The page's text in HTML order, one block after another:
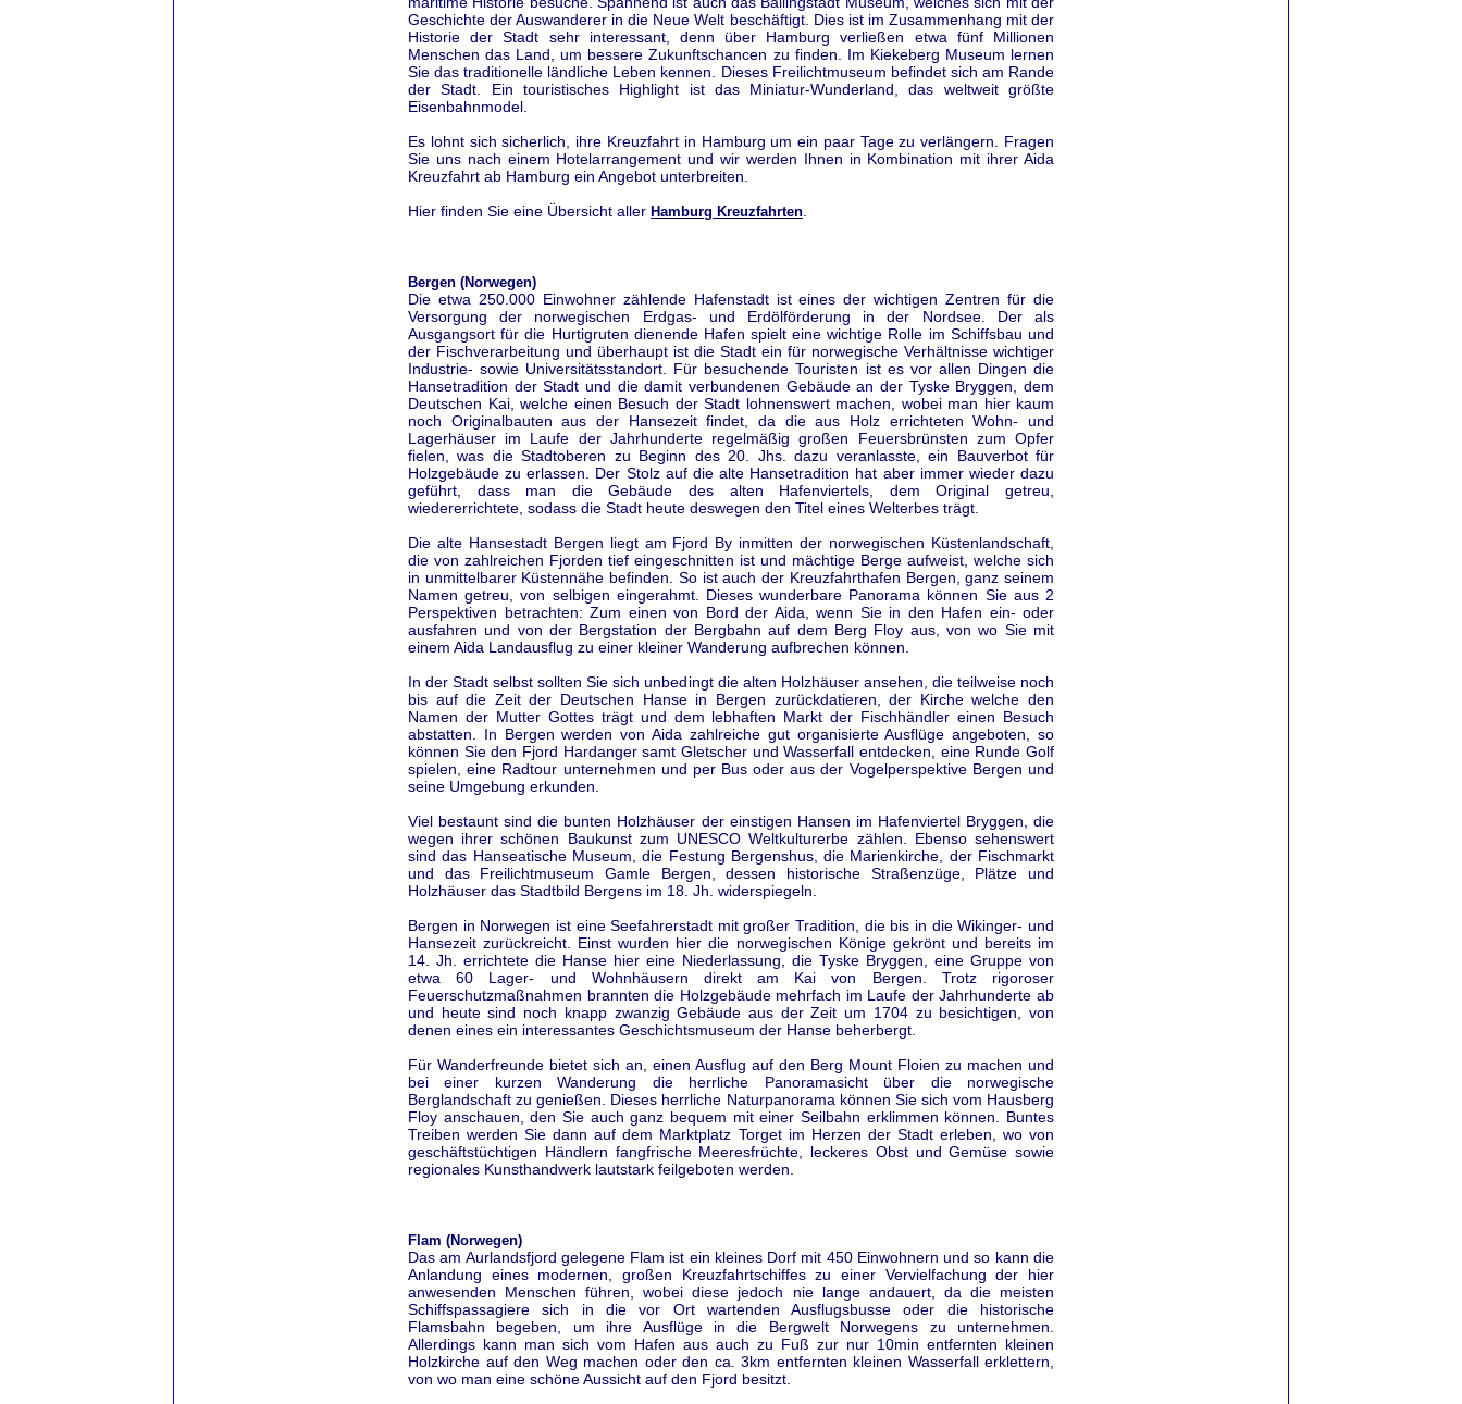
Geschichte der Auswanderer in die Neue Welt beschäftigt. Dies ist im Zusammenhang mit der
Historie der Stadt sehr interessant, denn über Hamburg verließen etwa fünf Millionen
Menschen das Land, um bessere Zukunftschancen zu finden. Im Kiekeberg Museum lernen
Sie das traditionelle ländliche Leben kennen. Dieses Freilichtmuseum befindet sich am Rande
der Stadt. Ein touristisches Highlight ist das Miniatur-Wunderland, das weltweit größte
Eisenbahnmodel.
Es lohnt sich sicherlich, ihre Kreuzfahrt in Hamburg um ein paar Tage zu verlängern. Fragen
Sie uns nach einem Hotelarrangement und wir werden Ihnen in Kombination mit ihrer Aida
Kreuzfahrt ab Hamburg ein Angebot unterbreiten.
Hier finden Sie eine Übersicht aller Hamburg Kreuzfahrten.
Bergen (Norwegen)
Die etwa 250.000 Einwohner zählende Hafenstadt ist eines der wichtigen Zentren für die
Versorgung der norwegischen Erdgas- und Erdölförderung in der Nordsee. Der als
Ausgangsort für die Hurtigruten dienende Hafen spielt eine wichtige Rolle im Schiffsbau und
der Fischverarbeitung und überhaupt ist die Stadt ein für norwegische Verhältnisse wichtiger
Industrie- sowie Universitätsstandort. Für besuchende Touristen ist es vor allen Dingen die
Hansetradition der Stadt und die damit verbundenen Gebäude an der Tyske Bryggen, dem
Deutschen Kai, welche einen Besuch der Stadt lohnenswert machen, wobei man hier kaum
noch Originalbauten aus der Hansezeit findet, da die aus Holz errichteten Wohn- und
Lagerhäuser im Laufe der Jahrhunderte regelmäßig großen Feuersbrünsten zum Opfer
fielen, was die Stadtoberen zu Beginn des 20. Jhs. dazu veranlasste, ein Bauverbot für
Holzgebäude zu erlassen. Der Stolz auf die alte Hansetradition hat aber immer wieder dazu
geführt, dass man die Gebäude des alten Hafenviertels, dem Original getreu,
wiedererrichtete, sodass die Stadt heute deswegen den Titel eines Welterbes trägt.
Die alte Hansestadt Bergen liegt am Fjord By inmitten der norwegischen Küstenlandschaft,
die von zahlreichen Fjorden tief eingeschnitten ist und mächtige Berge aufweist, welche sich
in unmittelbarer Küstennähe befinden. So ist auch der Kreuzfahrthafen Bergen, ganz seinem
Namen getreu, von selbigen eingerahmt. Dieses wunderbare Panorama können Sie aus 2
Perspektiven betrachten: Zum einen von Bord der Aida, wenn Sie in den Hafen ein- oder
ausfahren und von der Bergstation der Bergbahn auf dem Berg Floy aus, von wo Sie mit
einem Aida Landausflug zu einer kleiner Wanderung aufbrechen können.
In der Stadt selbst sollten Sie sich unbedingt die alten Holzhäuser ansehen, die teilweise noch
bis auf die Zeit der Deutschen Hanse in Bergen zurückdatieren, der Kirche welche den
Namen der Mutter Gottes trägt und dem lebhaften Markt der Fischhändler einen Besuch
abstatten. In Bergen werden von Aida zahlreiche gut organisierte Ausflüge angeboten, so
können Sie den Fjord Hardanger samt Gletscher und Wasserfall entdecken, eine Runde Golf
spielen, eine Radtour unternehmen und per Bus oder aus der Vogelperspektive Bergen und
seine Umgebung erkunden.
Viel bestaunt sind die bunten Holzhäuser der einstigen Hansen im Hafenviertel Bryggen, die
wegen ihrer schönen Baukunst zum UNESCO Weltkulturerbe zählen. Ebenso sehenswert
sind das Hanseatische Museum, die Festung Bergenshus, die Marienkirche, der Fischmarkt
und das Freilichtmuseum Gamle Bergen, dessen historische Straßenzüge, Plätze und
Holzhäuser das Stadtbild Bergens im 18. Jh. widerspiegeln.
Bergen in Norwegen ist eine Seefahrerstadt mit großer Tradition, die bis in die Wikinger- und
Hansezeit zurückreicht. Einst wurden hier die norwegischen Könige gekrönt und bereits im
14. Jh. errichtete die Hanse hier eine Niederlassung, die Tyske Bryggen, eine Gruppe von
etwa 60 Lager- und Wohnhäusern direkt am Kai von Bergen. Trotz rigoroser
Feuerschutzmaßnahmen brannten die Holzgebäude mehrfach im Laufe der Jahrhunderte ab
und heute sind noch knapp zwanzig Gebäude aus der Zeit um 1704 zu besichtigen, von
denen eines ein interessantes Geschichtsmuseum der Hanse beherbergt.
Für Wanderfreunde bietet sich an, einen Ausflug auf den Berg Mount Floien zu machen und
bei einer kurzen Wanderung die herrliche Panoramasicht über die norwegische
Berglandschaft zu genießen. Dieses herrliche Naturpanorama können Sie sich vom Hausberg
Floy anschauen, den Sie auch ganz bequem mit einer Seilbahn erklimmen können. Buntes
Treiben werden Sie dann auf dem Marktplatz Torget im Herzen der Stadt erleben, wo von
geschäftstüchtigen Händlern fangfrische Meeresfrüchte, leckeres Obst und Gemüse sowie
regionales Kunsthandwerk lautstark feilgeboten werden.
Flam (Norwegen)
Das am Aurlandsfjord gelegene Flam ist ein kleines Dorf mit 450 Einwohnern und so kann die
Anlandung eines modernen, großen Kreuzfahrtschiffes zu einer Vervielfachung der hier
anwesenden Menschen führen, wobei diese jedoch nie lange andauert, da die meisten
Schiffspassagiere sich in die vor Ort wartenden Ausflugsbusse oder die historische
Flamsbahn begeben, um ihre Ausflüge in die Bergwelt Norwegens zu unternehmen.
Allerdings kann man sich vom Hafen aus auch zu Fuß zur nur 10min entfernten kleinen
Holzkirche auf den Weg machen oder den ca. 3km entfernten kleinen Wasserfall erklettern,
von wo man eine schöne Aussicht auf den Fjord besitzt.